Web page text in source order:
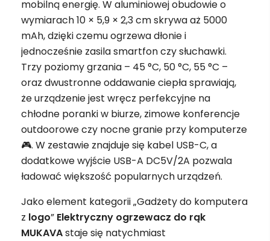
mobilną energię. W aluminiowej obudowie o
wymiarach 10 × 5,9 × 2,3 cm skrywa aż 5000
mAh, dzięki czemu ogrzewa dłonie i
jednocześnie zasila smartfon czy słuchawki.
Trzy poziomy grzania – 45 °C, 50 °C, 55 °C –
oraz dwustronne oddawanie ciepła sprawiają,
że urządzenie jest wręcz perfekcyjne na
chłodne poranki w biurze, zimowe konferencje
outdoorowe czy nocne granie przy komputerze
🎮. W zestawie znajduje się kabel USB-C, a
dodatkowe wyjście USB-A DC5V/2A pozwala
ładować większość popularnych urządzeń.
Jako element kategorii „Gadżety do komputera
z logo” Elektryczny ogrzewacz do rąk
MUKAVAstaje się natychmiast